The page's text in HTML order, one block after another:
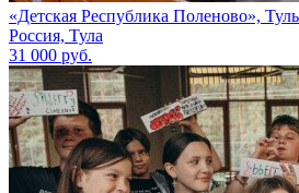
«Детская Республика Поленово»,
Россия, Тула
31 000 руб.